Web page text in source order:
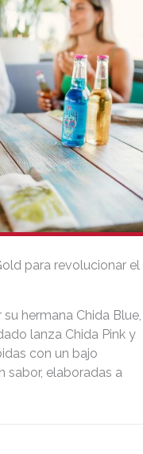
para revolucionar el
hermana Chida Blue,
lanza Chida Pink y
con un bajo
sabor, elaboradas a